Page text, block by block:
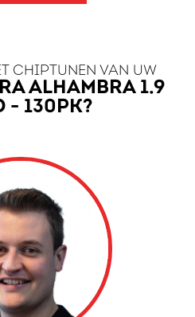
CHIPTUNEN VAN UW
ALHAMBRA 1.9
- 130PK?